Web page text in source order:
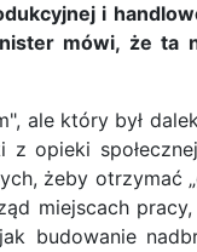
i
mówi, że ta
ale który był
z opieki
żeby otrzymać
miejscach
budowanie